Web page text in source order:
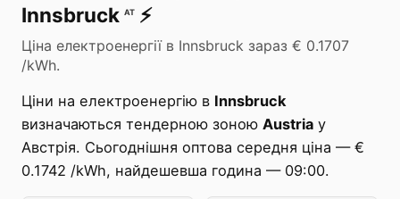
Innsbruck AT ⚡️
Ціна електроенергії в Innsbruck зараз € 0.1707
/kWh.
Ціни на електроенергію в Innsbruck
визначаються тендерною зоною Austria у
Австрія. Сьогоднішня оптова середня ціна — €
0.1742 /kWh, найдешевша година — 09:00.